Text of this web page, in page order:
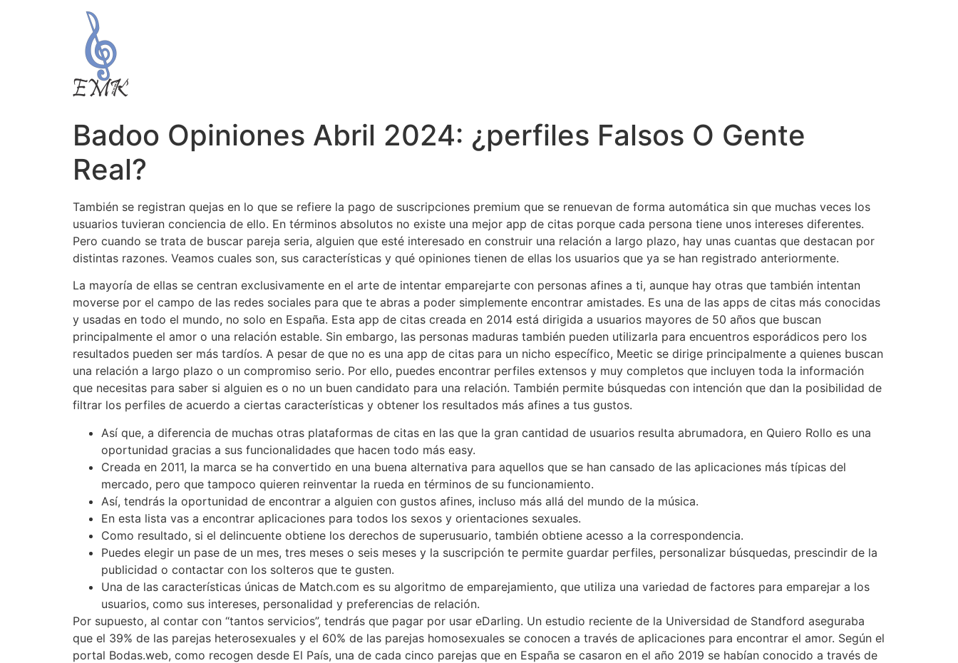
Badoo Opiniones Abril 2024: ¿perfiles Falsos O Gente
Real?
También se registran quejas en lo que se refiere la pago de suscripciones premium que se renuevan de forma automática sin que muchas veces los
usuarios tuvieran conciencia de ello. En términos absolutos no existe una mejor app de citas porque cada persona tiene unos intereses diferentes.
Pero cuando se trata de buscar pareja seria, alguien que esté interesado en construir una relación a largo plazo, hay unas cuantas que destacan por
distintas razones. Veamos cuales son, sus características y qué opiniones tienen de ellas los usuarios que ya se han registrado anteriormente.
La mayoría de ellas se centran exclusivamente en el arte de intentar emparejarte con personas afines a ti, aunque hay otras que también intentan
moverse por el campo de las redes sociales para que te abras a poder simplemente encontrar amistades. Es una de las apps de citas más conocidas
y usadas en todo el mundo, no solo en España. Esta app de citas creada en 2014 está dirigida a usuarios mayores de 50 años que buscan
principalmente el amor o una relación estable. Sin embargo, las personas maduras también pueden utilizarla para encuentros esporádicos pero los
resultados pueden ser más tardíos. A pesar de que no es una app de citas para un nicho específico, Meetic se dirige principalmente a quienes buscan
una relación a largo plazo o un compromiso serio. Por ello, puedes encontrar perfiles extensos y muy completos que incluyen toda la información
que necesitas para saber si alguien es o no un buen candidato para una relación. También permite búsquedas con intención que dan la posibilidad de
filtrar los perfiles de acuerdo a ciertas características y obtener los resultados más afines a tus gustos.
Así que, a diferencia de muchas otras plataformas de citas en las que la gran cantidad de usuarios resulta abrumadora, en Quiero Rollo es una
oportunidad gracias a sus funcionalidades que hacen todo más easy.
Creada en 2011, la marca se ha convertido en una buena alternativa para aquellos que se han cansado de las aplicaciones más típicas del
mercado, pero que tampoco quieren reinventar la rueda en términos de su funcionamiento.
Así, tendrás la oportunidad de encontrar a alguien con gustos afines, incluso más allá del mundo de la música.
En esta lista vas a encontrar aplicaciones para todos los sexos y orientaciones sexuales.
Como resultado, si el delincuente obtiene los derechos de superusuario, también obtiene acesso a la correspondencia.
Puedes elegir un pase de un mes, tres meses o seis meses y la suscripción te permite guardar perfiles, personalizar búsquedas, prescindir de la
publicidad o contactar con los solteros que te gusten.
Una de las características únicas de Match.com es su algoritmo de emparejamiento, que utiliza una variedad de factores para emparejar a los
usuarios, como sus intereses, personalidad y preferencias de relación.
Por supuesto, al contar con “tantos servicios”, tendrás que pagar por usar eDarling. Un estudio reciente de la Universidad de Standford aseguraba
que el 39% de las parejas heterosexuales y el 60% de las parejas homosexuales se conocen a través de aplicaciones para encontrar el amor. Según el
portal Bodas.web, como recogen desde El País, una de cada cinco parejas que en España se casaron en el año 2019 se habían conocido a través de